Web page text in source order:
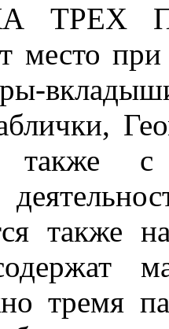
ТРЕХ
место
с
также
тремя